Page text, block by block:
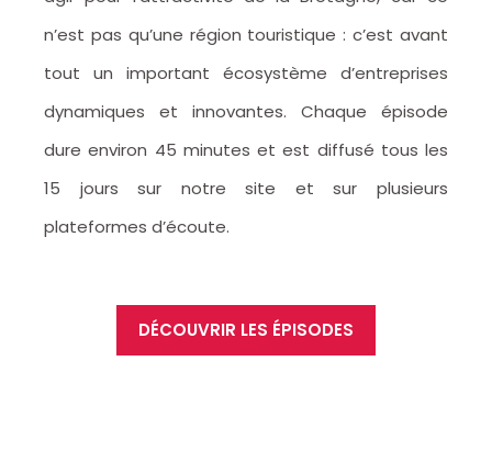
n’est pas qu’une région touristique : c’est avant
tout un important écosystème d’entreprises
dynamiques et innovantes. Chaque épisode
dure environ 45 minutes et est diffusé tous les
15 jours sur notre site et sur plusieurs
plateformes d’écoute.
DÉCOUVRIR LES ÉPISODES